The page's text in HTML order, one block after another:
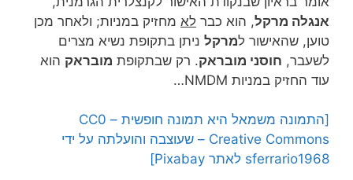
אנגלה מרקל, הוא כבר לא מחזיק במניות; ולאחר מכן
טוען, שהאישור למרקל ניתן בתקופת נשיא מצרים
לשעבר, חוסני מובראק. רק שבתקופת מובראק הוא
עוד החזיק במניות NMDM…
[התמונה משמאל היא תמונה חופשית – CC0
Creative Commons – שעוצבה והועלתה על ידי
sferrario1968 לאתר Pixabay]